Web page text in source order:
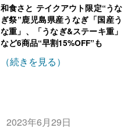
和食さと テイクアウト限定“うな
ぎ祭”鹿児島県産うなぎ「国産う
な重」、「うなぎ&ステーキ重」
など6商品“早割15%OFF”も
（続きを見る）
2023年6月29日